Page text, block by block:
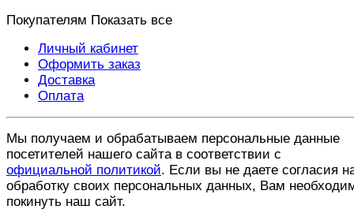
Покупателям Показать все
Личный кабинет
Оформить заказ
Доставка
Оплата
Мы получаем и обрабатываем персональные данные
посетителей нашего сайта в соответствии с
официальной политикой. Если вы не даете согласия
обработку своих персональных данных, Вам
покинуть наш сайт.